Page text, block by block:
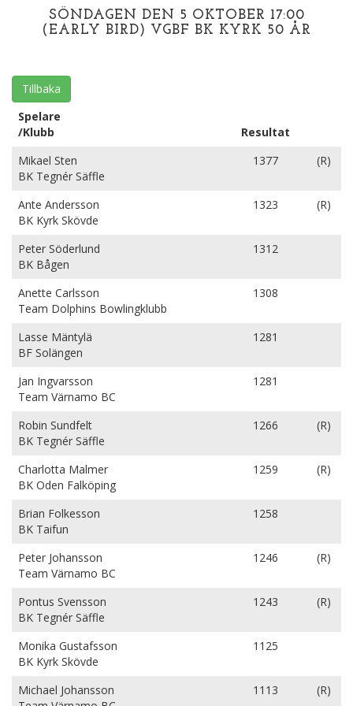
SÖNDAGEN DEN 5 OKTOBER 17:00
(EARLY BIRD) VGBF BK KYRK 50 ÅR
Tillbaka
Spelare
/Klubb
Resultat
Mikael Sten
BK Tegnér Säffle
1377 (R)
Ante Andersson
BK Kyrk Skövde
1323 (R)
Peter Söderlund
BK Bågen
1312
Anette Carlsson
Team Dolphins Bowlingklubb
1308
Lasse Mäntylä
BF Solängen
1281
Jan Ingvarsson
Team Värnamo BC
1281
Robin Sundfelt
BK Tegnér Säffle
1266 (R)
Charlotta Malmer
BK Oden Falköping
1259 (R)
Brian Folkesson
BK Taifun
1258
Peter Johansson
Team Värnamo BC
1246 (R)
Pontus Svensson
BK Tegnér Säffle
1243 (R)
Monika Gustafsson
BK Kyrk Skövde
1125
Michael Johansson
1113 (R)